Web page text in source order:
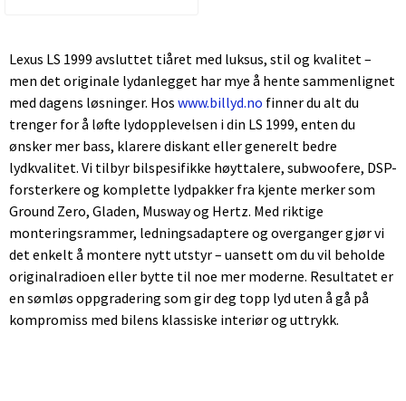
Lexus LS 1999 avsluttet tiåret med luksus, stil og kvalitet –
men det originale lydanlegget har mye å hente sammenlignet
med dagens løsninger. Hos www.billyd.no finner du alt du
trenger for å løfte lydopplevelsen i din LS 1999, enten du
ønsker mer bass, klarere diskant eller generelt bedre
lydkvalitet. Vi tilbyr bilspesifikke høyttalere, subwoofere, DSP-
forsterkere og komplette lydpakker fra kjente merker som
Ground Zero, Gladen, Musway og Hertz. Med riktige
monteringsrammer, ledningsadaptere og overganger gjør vi
det enkelt å montere nytt utstyr – uansett om du vil beholde
originalradioen eller bytte til noe mer moderne. Resultatet er
en sømløs oppgradering som gir deg topp lyd uten å gå på
kompromiss med bilens klassiske interiør og uttrykk.